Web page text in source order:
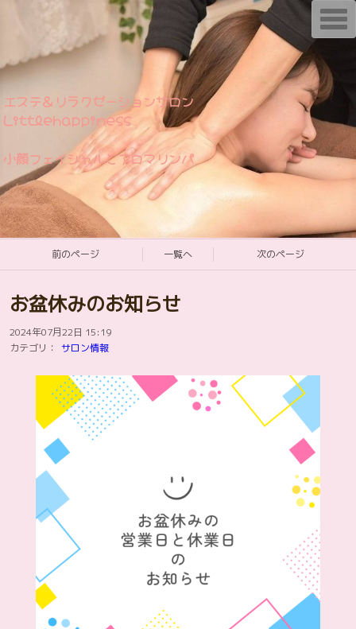
エステ＆リラクゼーションサロン
Littlehappiness
小顔フェイシャルとアロマリンパ
前のページ 一覧へ 次のページ
お盆休みのお知らせ
2024年07月22日 15:19
カテゴリ：
サロン情報
T
o
g
i
t